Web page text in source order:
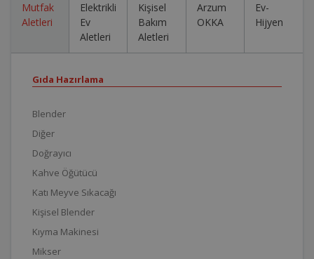
Mutfak
Aletleri
Elektrikli
Ev
Aletleri
Kişisel
Bakım
Aletleri
Arzum
OKKA
Ev-
Hijyen
Gıda Hazırlama
Blender
Diğer
Doğrayıcı
Kahve Öğütücü
Katı Meyve Sıkacağı
Kişisel Blender
Kıyma Makinesi
Mikser